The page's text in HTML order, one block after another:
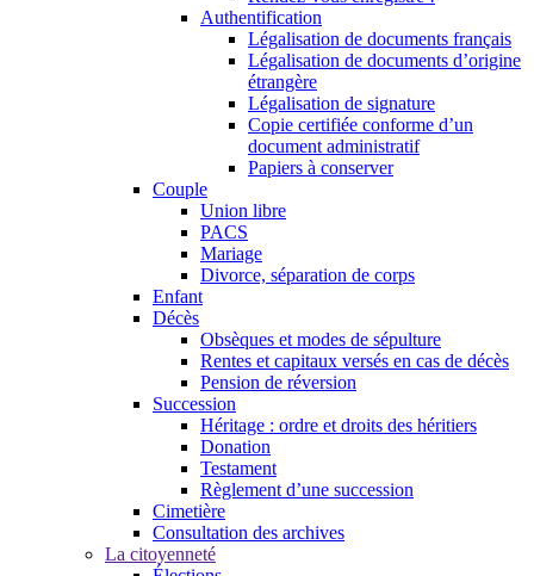
Authentification
Légalisation de documents français
Légalisation de documents d’origine
étrangère
Légalisation de signature
Copie certifiée conforme d’un
document administratif
Papiers à conserver
Couple
Union libre
PACS
Mariage
Divorce, séparation de corps
Enfant
Décès
Obsèques et modes de sépulture
Rentes et capitaux versés en cas de décès
Pension de réversion
Succession
Héritage : ordre et droits des héritiers
Donation
Testament
Règlement d’une succession
Cimetière
Consultation des archives
La citoyenneté